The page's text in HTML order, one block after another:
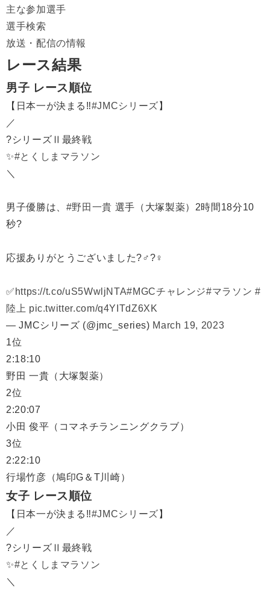
主な参加選手
選手検索
放送・配信の情報
レース結果
男子 レース順位
【日本一が決まる‼️#JMCシリーズ 】
／
?シリーズⅡ最終戦
✨#とくしまマラソン
＼
男子優勝は、 #野田一貴 選手（大塚製薬）2時間18分10
秒?
応援ありがとうございました?‍♂️?‍♀️
✅ https://t.co/uS5WwljNTA#MGCチャレンジ#マラソン #
陸上 pic.twitter.com/q4YITdZ6XK
— JMCシリーズ (@jmc_series) March 19, 2023
1位
2:18:10
野田 一貴（大塚製薬）
2位
2:20:07
小田 俊平（コマネチランニングクラブ）
3位
2:22:10
行場竹彦（鳩印G＆T川崎）
女子 レース順位
【日本一が決まる‼️#JMCシリーズ 】
／
?シリーズⅡ最終戦
✨#とくしまマラソン
＼